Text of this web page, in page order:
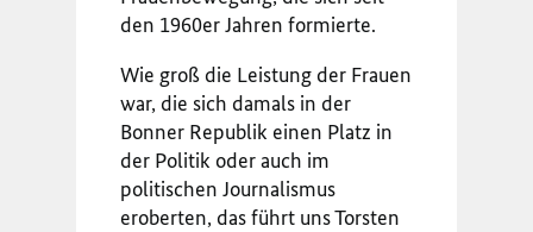
den 1960er Jahren formierte.
Wie groß die Leistung der Frauen
war, die sich damals in der
Bonner Republik einen Platz in
der Politik oder auch im
politischen Journalismus
eroberten, das führt uns Torsten